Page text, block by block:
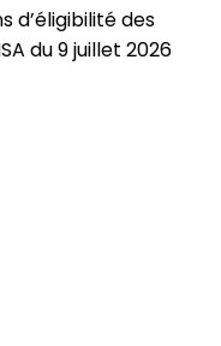
d’éligibilité des
du 9 juillet 2026